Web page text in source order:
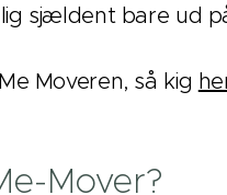
sjældent bare ud
Moveren, så kig
Mover?